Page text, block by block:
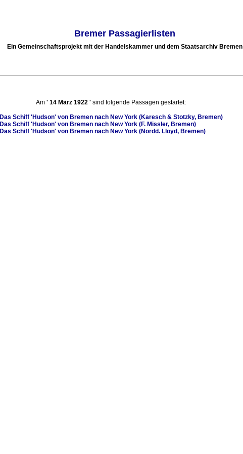
Bremer Passagierlisten
Ein Gemeinschaftsprojekt mit der Handelskammer und dem Staatsarchiv Bremen
Am ' 14 März 1922 ' sind folgende Passagen gestartet:
Das Schiff 'Hudson'von Bremen nach New York (Karesch & Stotzky, Bremen)
Das Schiff 'Hudson'von Bremen nach New York (F. Missler, Bremen)
Das Schiff 'Hudson'von Bremen nach New York (Nordd. Lloyd, Bremen)